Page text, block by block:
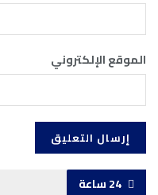
الموقع الإلكتروني
24 ساعة